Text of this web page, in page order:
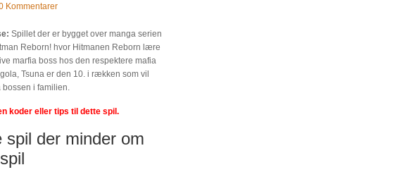
Kommentarer
Spillet der er bygget over manga serien
Reborn! hvor Hitmanen Reborn lære
marfia boss hos den respektere mafia
Tsuna er den 10. i rækken som vil
i familien.
koder eller tips til dette spil.
spil der minder om